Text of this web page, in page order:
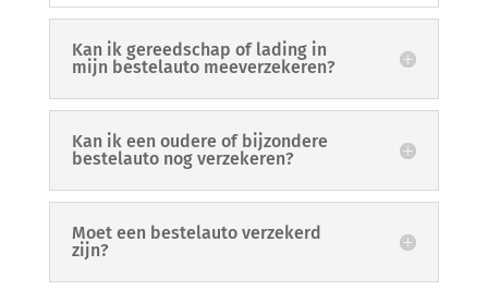
Kan ik gereedschap of lading in
mijn bestelauto meeverzekeren?
Kan ik een oudere of bijzondere
bestelauto nog verzekeren?
Moet een bestelauto verzekerd
zijn?